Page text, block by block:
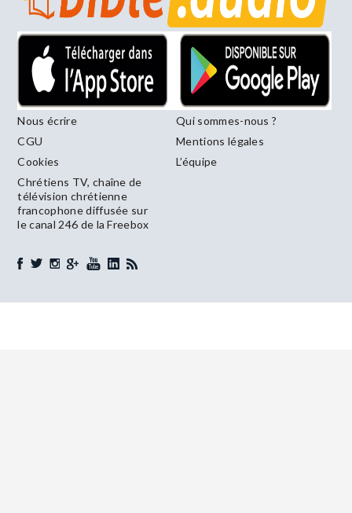
Nous écrire
Qui sommes-nous ?
CGU
Mentions légales
Cookies
L’équipe
Chrétiens TV, chaîne de
télévision chrétienne
francophone diffusée sur
le canal 246 de la Freebox